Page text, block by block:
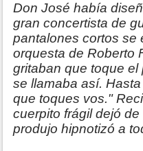
Don José había
gran concertista de
pantalones cortos se
orquesta de Roberto
gritaban que toque
se llamaba así.
que toques vos."
cuerpito frágil dejó
produjo hipnotizó a